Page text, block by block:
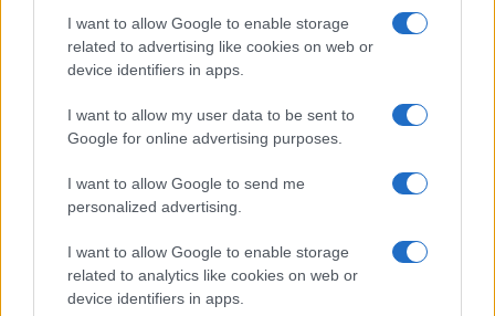
I want to allow Google to enable storage
related to advertising like cookies on web or
device identifiers in apps.
I want to allow my user data to be sent to
Google for online advertising purposes.
I want to allow Google to send me
personalized advertising.
I want to allow Google to enable storage
related to analytics like cookies on web or
device identifiers in apps.
tíz résztvevőt vonultat fel, bár ezen szereplők csak
telefonon jelennek meg, méghozzá rögtön három különböző
készülék vonalának túlfelén. Minden karaktert és helyszínt
az egyetlen szereplő, maga a Telefondoktor kelt életre
lassú kiborulásának szórakoztató folyamatával.
A Telefondoktor nemcsak Göttinger Pál
Dénes (Seveled,Poligamy,Coming Out
Hacktion ) első színházi rendezése is volt
tíz évvel ezelőtt.